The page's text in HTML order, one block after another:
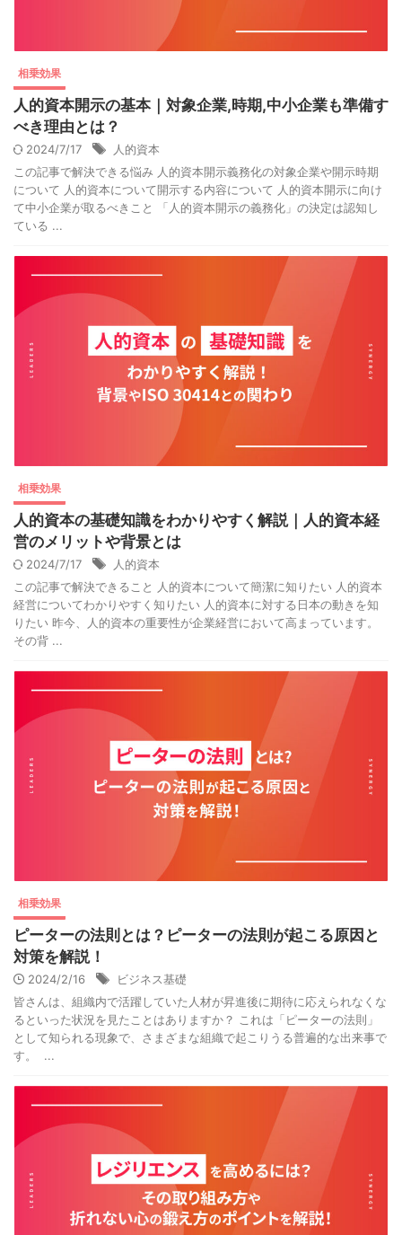
相乗効果
人的資本開示の基本｜対象企業,時期,中小企業も準備す
べき理由とは？
2024/7/17
人的資本
この記事で解決できる悩み 人的資本開示義務化の対象企業や開示時期
について 人的資本について開示する内容について 人的資本開示に向け
て中小企業が取るべきこと 「人的資本開示の義務化」の決定は認知し
ている ...
相乗効果
人的資本の基礎知識をわかりやすく解説｜人的資本経
営のメリットや背景とは
2024/7/17
人的資本
この記事で解決できること 人的資本について簡潔に知りたい 人的資本
経営についてわかりやすく知りたい 人的資本に対する日本の動きを知
りたい 昨今、人的資本の重要性が企業経営において高まっています。
その背 ...
相乗効果
ピーターの法則とは？ピーターの法則が起こる原因と
対策を解説！
2024/2/16
ビジネス基礎
皆さんは、組織内で活躍していた人材が昇進後に期待に応えられなくな
るといった状況を見たことはありますか？ これは「ピーターの法則」
として知られる現象で、さまざまな組織で起こりうる普遍的な出来事で
す。 ...